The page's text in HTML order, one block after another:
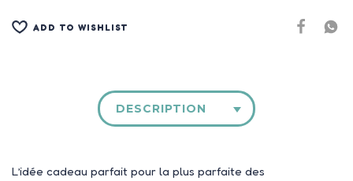
ADD TO WISHLIST
DESCRIPTION
L’idée cadeau parfait pour la plus parfaite des